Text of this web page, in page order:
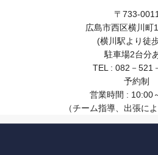
〒733-0011
広島市西区横川町
(横川駅より徒
駐車場2台分
TEL : 082－521
予約制
営業時間 : 10:00
（チーム指導、出張に